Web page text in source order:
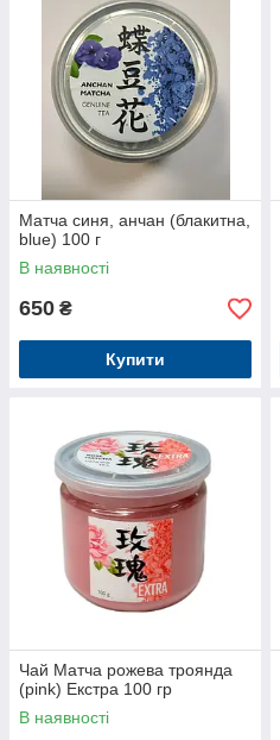
Матча синя, анчан (блакитна,
blue) 100 г
В наявності
650 ₴
Купити
Чай Матча рожева троянда
(pink) Екстра 100 гр
В наявності